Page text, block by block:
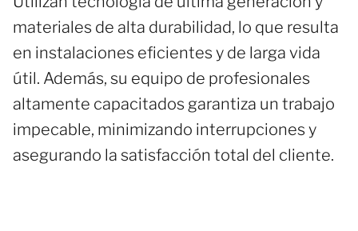
materiales de alta durabilidad, lo que resulta
en instalaciones eficientes y de larga vida
útil. Además, su equipo de profesionales
altamente capacitados garantiza un trabajo
impecable, minimizando interrupciones y
asegurando la satisfacción total del cliente.